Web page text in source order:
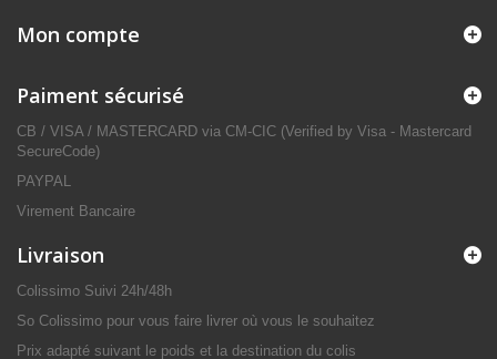
Mon compte
Paiment sécurisé
CB / VISA / MASTERCARD via CM-CIC (Verified by Visa - Mastercard
SecureCode)
PAYPAL
Virement Bancaire
Livraison
Colissimo Suivi 24h/48h
So Colissimo pour vous faire livrer où vous le souhaitez
Prix adapté suivant le poids et la destination du colis